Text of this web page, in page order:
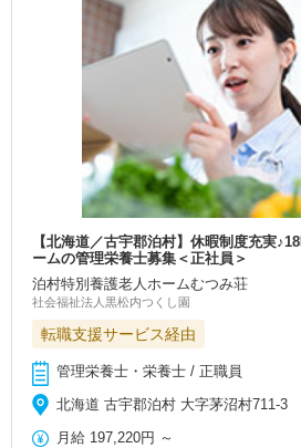
【北海道／古宇郡泊村】休暇制度充実
ームの管理栄養士募集＜正社員＞
泊村特別養護老人ホームむつみ荘
社会福祉法人黒松内つくし園
転職支援サービス経由
管理栄養士・栄養士 / 正職員
北海道 古宇郡泊村 大字茅沼村711-3
月給 197,220円 ～